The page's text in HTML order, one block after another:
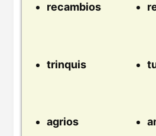
recambios
trinquis
agrios